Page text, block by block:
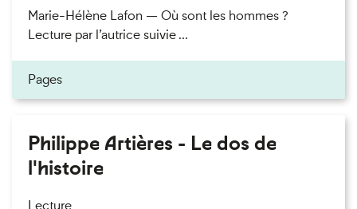
Marie-Hélène Lafon — Où sont les hommes ?
Lecture par l’autrice suivie ...
Pages
Philippe Artières - Le dos de
l'histoire
Lecture